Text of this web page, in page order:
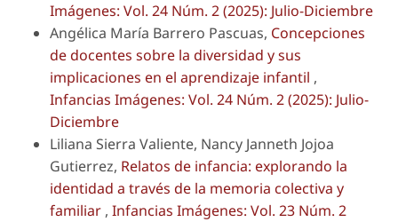
Imágenes: Vol. 24 Núm. 2 (2025): Julio-Diciembre
Angélica María Barrero Pascuas, Concepciones
de docentes sobre la diversidad y sus
implicaciones en el aprendizaje infantil ,
Infancias Imágenes: Vol. 24 Núm. 2 (2025): Julio-
Diciembre
Liliana Sierra Valiente, Nancy Janneth Jojoa
Gutierrez, Relatos de infancia: explorando la
identidad a través de la memoria colectiva y
familiar , Infancias Imágenes: Vol. 23 Núm. 2